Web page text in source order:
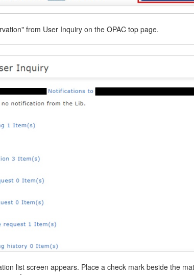
from User Inquiry on the OPAC top page.
list screen appears. Place a check mark beside the